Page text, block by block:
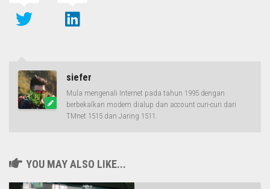
siefer
Mula mengenali Internet pada tahun 1995 dengan
berbekalkan modem dialup dan account curi-curi dari
TMnet 1515 dan Jaring 1511.
YOU MAY ALSO LIKE...